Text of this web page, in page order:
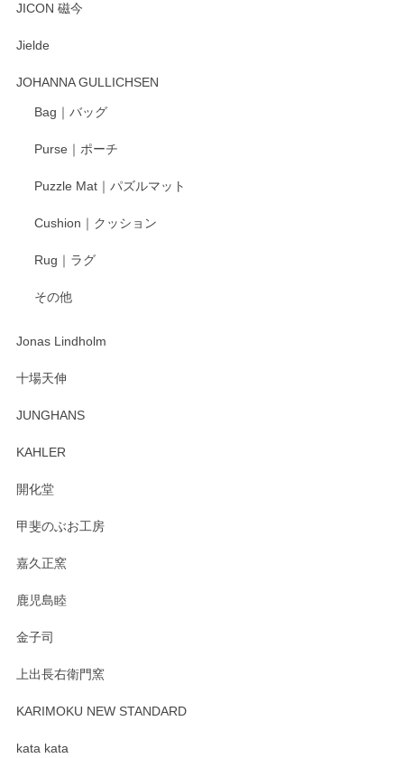
JICON 磁今
Jielde
JOHANNA GULLICHSEN
Bag｜バッグ
Purse｜ポーチ
Puzzle Mat｜パズルマット
Cushion｜クッション
Rug｜ラグ
その他
Jonas Lindholm
十場天伸
JUNGHANS
KAHLER
開化堂
甲斐のぶお工房
嘉久正窯
鹿児島睦
金子司
上出長右衛門窯
KARIMOKU NEW STANDARD
kata kata